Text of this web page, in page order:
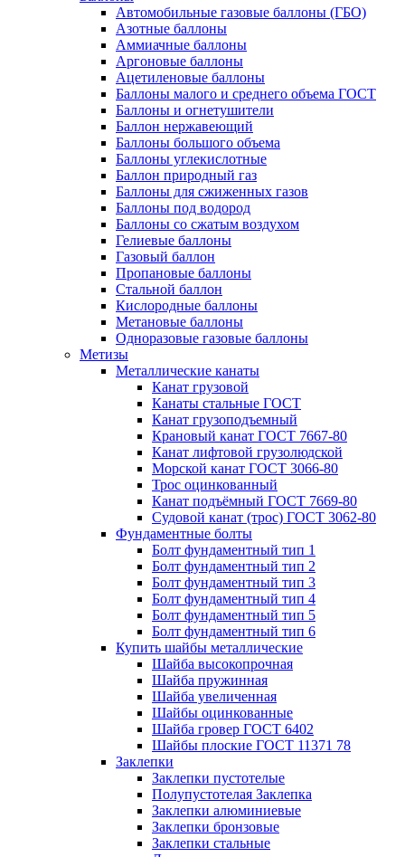
Автомобильные газовые баллоны (ГБО)
Азотные баллоны
Аммиачные баллоны
Аргоновые баллоны
Ацетиленовые баллоны
Баллоны малого и среднего объема ГОСТ
Баллоны и огнетушители
Баллон нержавеющий
Баллоны большого объема
Баллоны углекислотные
Баллон природный газ
Баллоны для сжиженных газов
Баллоны под водород
Баллоны со сжатым воздухом
Гелиевые баллоны
Газовый баллон
Пропановые баллоны
Стальной баллон
Кислородные баллоны
Метановые баллоны
Одноразовые газовые баллоны
Метизы
Металлические канаты
Канат грузовой
Канаты стальные ГОСТ
Канат грузоподъемный
Крановый канат ГОСТ 7667-80
Канат лифтовой грузолюдской
Морской канат ГОСТ 3066-80
Трос оцинкованный
Канат подъёмный ГОСТ 7669-80
Судовой канат (трос) ГОСТ 3062-80
Фундаментные болты
Болт фундаментный тип 1
Болт фундаментный тип 2
Болт фундаментный тип 3
Болт фундаментный тип 4
Болт фундаментный тип 5
Болт фундаментный тип 6
Купить шайбы металлические
Шайба высокопрочная
Шайба пружинная
Шайба увеличенная
Шайбы оцинкованные
Шайба гровер ГОСТ 6402
Шайбы плоские ГОСТ 11371 78
Заклепки
Заклепки пустотелые
Полупустотелая Заклепка
Заклепки алюминиевые
Заклепки бронзовые
Заклепки стальные